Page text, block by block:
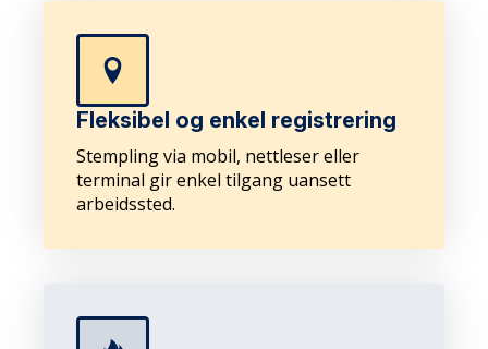
Fleksibel og enkel registrering
Stempling via mobil, nettleser eller
terminal gir enkel tilgang uansett
arbeidssted.